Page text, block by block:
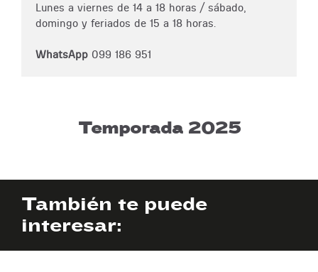
Lunes a viernes de 14 a 18 horas / sábado,
domingo y feriados de 15 a 18 horas.
WhatsApp 099 186 951
Temporada 2025
También te puede
interesar: